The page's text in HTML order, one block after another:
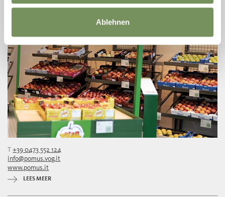
Ablehnen
T+39 0473 552 124
info@pomus.vog.it
www.pomus.it
LEES MEER